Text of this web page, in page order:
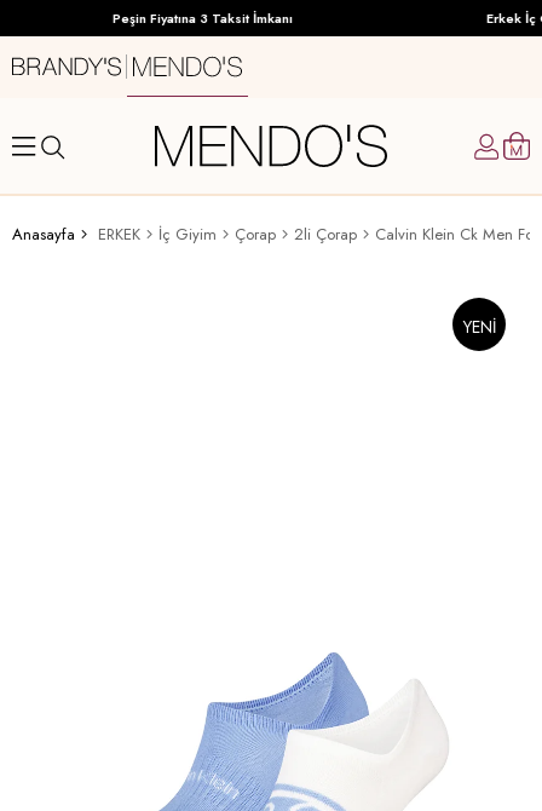
Peşin Fiyatına 3 Taksit İmkanı Erkek İç
Anasayfa ERKEK İç Giyim Çorap 2li Çorap
YENI